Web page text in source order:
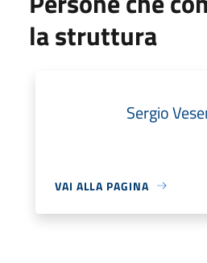
la struttura
Sergio
VAI ALLA PAGINA